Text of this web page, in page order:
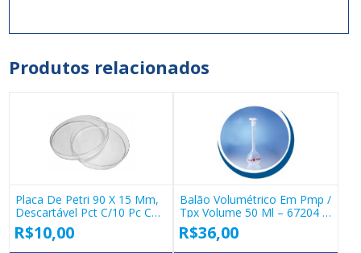
Produtos relacionados
Placa De Petri 90 X 15 Mm,
Descartável Pct C/10 Pc Cod
18249
R$10,00
Balão Volumétrico Em Pmp /
Tpx Volume 50 Ml – 67204 –
Vitlab
R$36,00